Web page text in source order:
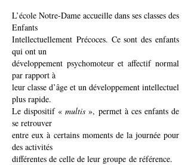
L’école Notre-Dame accueille dans ses classes des
Enfants
Intellectuellement Précoces. Ce sont des enfants
qui ont un
développement psychomoteur et affectif normal
par rapport à
leur classe d’âge et un développement intellectuel
plus rapide.
Le dispositif «multis», permet à ces enfants de
se retrouver
entre eux à certains moments de la journée pour
des activités
différentes de celle de leur groupe de référence.